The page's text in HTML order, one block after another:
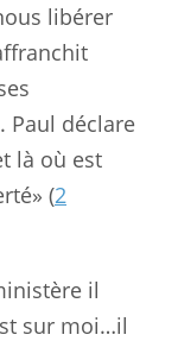
libérer
Paul déclare
là où est
(2
il
sur moi…il